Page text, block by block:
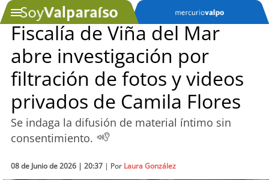
SOYTV
Podcast
Actualidad
Fiscalía de Viña del Mar
abre investigación por
filtración de fotos y videos
privados de Camila Flores
Se indaga la difusión de material íntimo sin
consentimiento.
08 de Junio de 2026 | 20:37 | Por Laura González